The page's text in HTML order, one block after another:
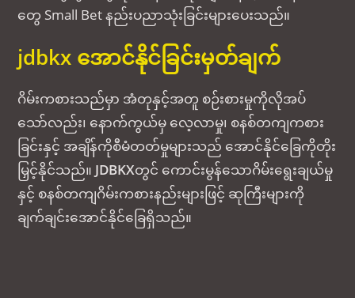
တွေ Small Bet နည်းပညာသုံးခြင်းများပေးသည်။
jdbkx အောင်နိုင်ခြင်းမှတ်ချက်
ဂိမ်းကစားသည်မှာ အံတုနှင့်အတူ စဉ်းစားမှုကိုလိုအပ်
သော်လည်း၊ နောက်ကွယ်မှ လေ့လာမှု၊ စနစ်တကျကစား
ခြင်းနှင့် အချိန်ကိုစီမံတတ်မှုများသည် အောင်နိုင်ခြေကိုတိုး
မြှင့်နိုင်သည်။ JDBKXတွင် ကောင်းမွန်သောဂိမ်းရွေးချယ်မှု
နှင့် စနစ်တကျဂိမ်းကစားနည်းများဖြင့် ဆုကြီးများကို
ချက်ချင်းအောင်နိုင်ခြေရှိသည်။